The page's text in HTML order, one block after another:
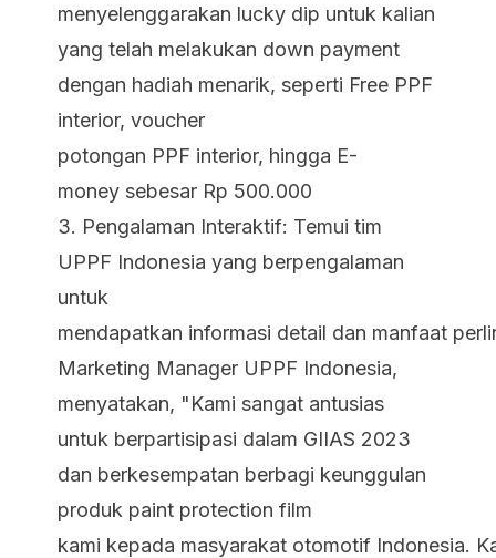
menyelenggarakan lucky dip untuk kalian
yang telah melakukan down payment
dengan hadiah menarik, seperti Free PPF
interior, voucher
potongan PPF interior, hingga E-
money sebesar Rp 500.000
3. Pengalaman Interaktif: Temui tim
UPPF Indonesia yang berpengalaman
untuk
mendapatkan informasi detail dan manfaat
Marketing Manager UPPF Indonesia,
menyatakan, "Kami sangat antusias
untuk berpartisipasi dalam GIIAS 2023
dan berkesempatan berbagi keunggulan
produk paint protection film
kami kepada masyarakat otomotif Indonesia.